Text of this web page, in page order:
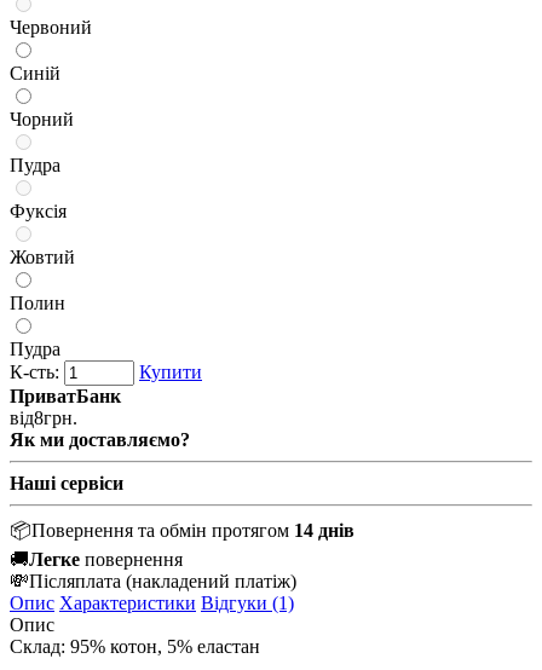
Червоний
Синій
Чорний
Пудра
Фуксія
Жовтий
Полин
Пудра
К-сть:
Купити
ПриватБанк
від8грн.
Як ми доставляємо?
Наші сервіси
📦Повернення та обмін протягом 14 днів
🚚Легке повернення
💸Післяплата (накладений платіж)
Опис Характеристики Відгуки (1)
Опис
Склад: 95% котон, 5% еластан